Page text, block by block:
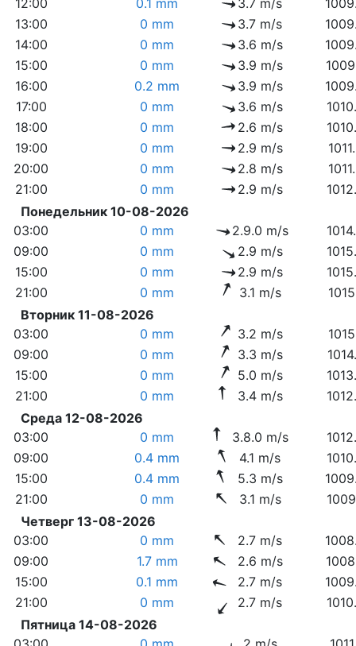
13:00
0 mm 3.7 m/s
14:00
0 mm 3.6 m/s
15:00
0 mm 3.9 m/s
16:00
0.2 mm 3.9 m/s
17:00
0 mm 3.6 m/s
18:00
0 mm 2.6 m/s
19:00
0 mm 2.9 m/s
20:00
0 mm 2.8 m/s
21:00
0 mm 2.9 m/s
Понедельник 10-08-2026
03:00
0 mm 2.9.0 m/s
09:00
0 mm 2.9 m/s
15:00
0 mm 2.9 m/s
21:00
0 mm 3.1 m/s
Вторник 11-08-2026
03:00
0 mm 3.2 m/s
09:00
0 mm 3.3 m/s
15:00
0 mm 5.0 m/s
21:00
0 mm 3.4 m/s
Среда 12-08-2026
03:00
0 mm 3.8.0 m/s
09:00
0.4 mm 4.1 m/s
15:00
0.4 mm 5.3 m/s
21:00
0 mm 3.1 m/s
Четверг 13-08-2026
03:00
0 mm 2.7 m/s
09:00
1.7 mm 2.6 m/s
15:00
0.1 mm 2.7 m/s
21:00
0 mm 2.7 m/s
Пятница 14-08-2026